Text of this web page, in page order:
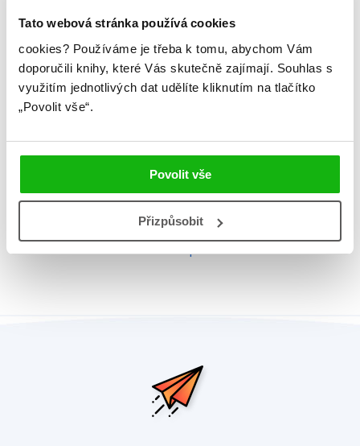
Tato webová stránka používá cookies
cookies? Používáme je třeba k tomu, abychom Vám
doporučili knihy, které Vás skutečně zajímají. Souhlas s
využitím jednotlivých dat udělíte kliknutím na tlačítko
„Povolit vše“.
Povolit vše
Přizpůsobit
Hmotnost 0,309 kg
Jazyk čeština
Řady Tlapková patrola
Věk od 3
Kniha
Vazba leporelo knížkové